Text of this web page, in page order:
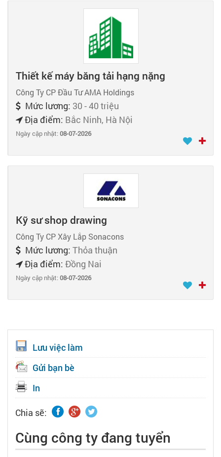
Thiết kế máy băng tải hạng nặng
Công Ty CP Đầu Tư AMA Holdings
Mức lương: 30 - 40 triệu
Địa điểm: Bắc Ninh, Hà Nội
Ngày cập nhật:08-07-2026
Kỹ sư shop drawing
Công Ty CP Xây Lắp Sonacons
Mức lương: Thỏa thuận
Địa điểm: Đồng Nai
Ngày cập nhật:08-07-2026
Lưu việc làm
Gửi bạn bè
In
Chia sẽ:
Cùng công ty đang tuyển